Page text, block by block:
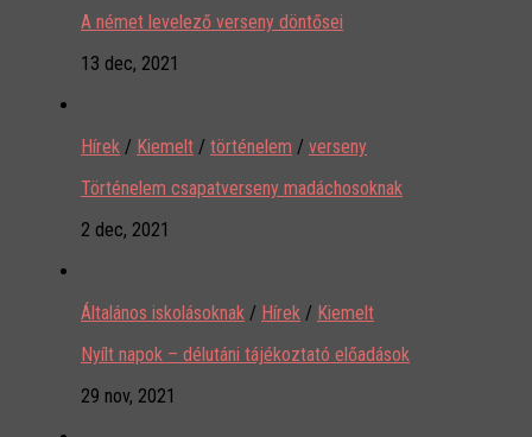
A német levelező verseny döntősei
13 dec, 2021
Hírek / Kiemelt / történelem / verseny
Történelem csapatverseny madáchosoknak
2 dec, 2021
Általános iskolásoknak / Hírek / Kiemelt
Nyílt napok – délutáni tájékoztató előadások
29 nov, 2021